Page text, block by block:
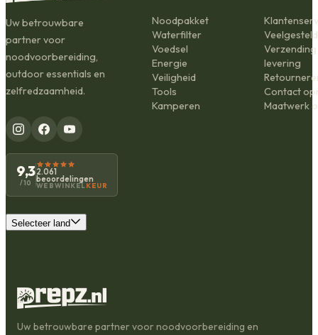
Uw betrouwbare
partner voor
noodvoorbereiding,
outdoor essentials en
zelfredzaamheid.
9,3
/10
2.061
beoordelingen
WEBWINKEL KEUR
Selecteer land
Noodpakket
Waterfilter
Voedsel
Energie
Veiligheid
Tools
Kamperen
Verzending
levering
Contact
Maatwerk
Uw betrouwbare partner voor noodvoorbereiding en